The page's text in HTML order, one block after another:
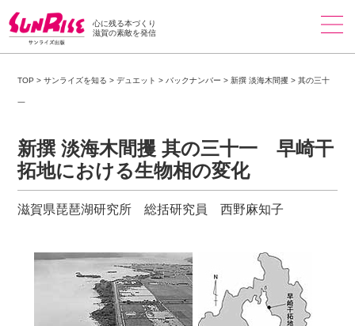
心に残る本づくり
滋賀の素敵を発信
TOP >サンライズを知る >デュエット > バックナンバー >新撰 淡海木間攫 >其の三十
一
新撰 淡海木間攫 其の三十一 早崎干
拓地における生物相の変化
滋賀県琵琶湖研究所 総括研究員 西野麻知子